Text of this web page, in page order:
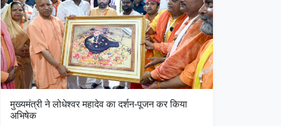
मुख्यमंत्री ने लोधेश्वर महादेव का दर्शन-पूजन कर किया
अभिषेक